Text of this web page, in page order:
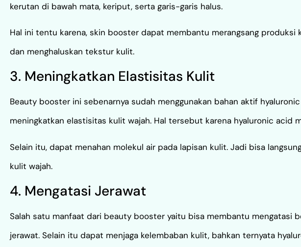
kerutan di bawah mata, keriput, serta garis-garis halus.
Hal ini tentu karena, skin booster dapat membantu merangsang produksi
dan menghaluskan tekstur kulit.
3. Meningkatkan Elastisitas Kulit
Beauty booster ini sebenarnya sudah menggunakan bahan aktif
meningkatkan elastisitas kulit wajah. Hal tersebut karena hyaluronic acid
Selain itu, dapat menahan molekul air pada lapisan kulit. Jadi bisa
kulit wajah.
4. Mengatasi Jerawat
Salah satu manfaat dari beauty booster yaitu bisa membantu mengatasi
jerawat. Selain itu dapat menjaga kelembaban kulit, bahkan ternyata